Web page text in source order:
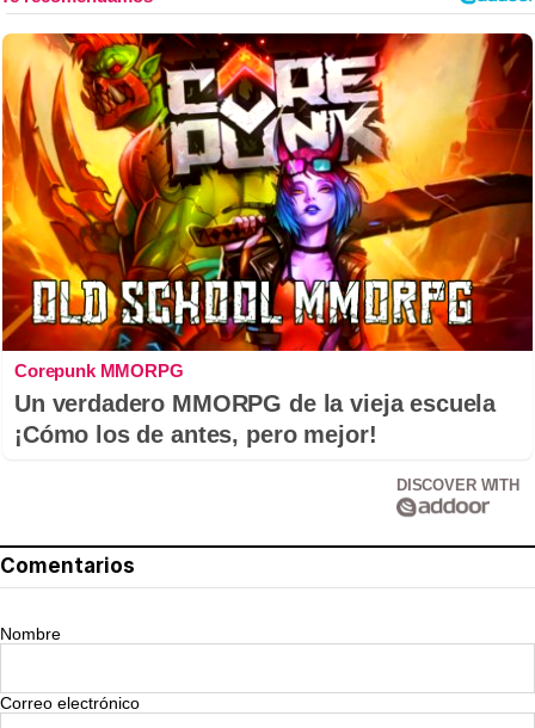
Corepunk MMORPG
Un verdadero MMORPG de la vieja escuela
¡Cómo los de antes, pero mejor!
DISCOVER WITH
Comentarios
Nombre
Correo electrónico